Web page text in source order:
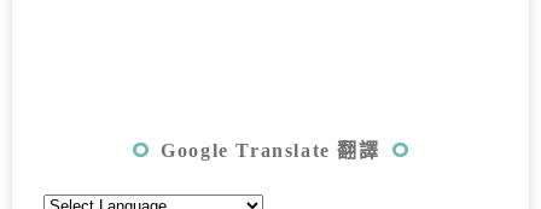
Google Translate 翻譯